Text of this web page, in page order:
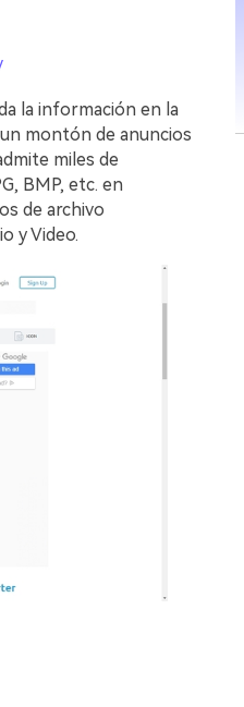
la información en la
montón de anuncios
miles de
BMP, etc. en
de archivo
y Video.